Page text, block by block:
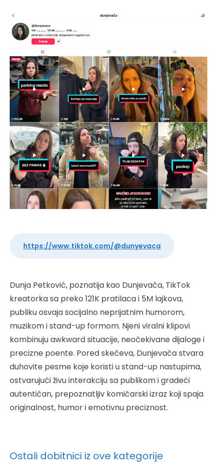
https://www.tiktok.com/@dunyevaca
Dunja Petković, poznatija kao Dunjevača, TikTok
kreatorka sa preko 121K pratilaca i 5M lajkova,
publiku osvaja socijalno neprijatnim humorom,
muzikom i stand-up formom. Njeni viralni klipovi
kombinuju awkward situacije, neočekivane dijaloge i
precizne poente. Pored skečeva, Dunjevača stvara
duhovite pesme koje koristi u stand-up nastupima,
ostvarujući živu interakciju sa publikom i gradeći
autentičan, prepoznatljiv komičarski izraz koji spaja
originalnost, humor i emotivnu preciznost.
Ostali dobitnici iz ove kategorije